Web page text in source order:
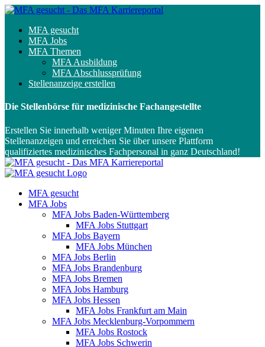
MFA gesucht
MFA Jobs
MFA Themen
MFA Ausbildung
MFA Abschlussprüfung
Stellenanzeige erstellen
Die Stellenbörse für medizinische Fachangestellte
Erstellen Sie innerhalb weniger Minuten Ihre eigenen
Stellenanzeigen und erreichen Sie über unsere Plattform
qualifiziertes medizinisches Fachpersonal in ganz Deutschland!
MFA gesucht
MFA Jobs
MFA Jobs Baden-Württemberg
MFA Jobs Stuttgart
MFA Jobs Bayern
MFA Jobs München
MFA Jobs Berlin
MFA Jobs Brandenburg
MFA Jobs Bremen
MFA Jobs Hamburg
MFA Jobs Hessen
MFA Jobs Frankfurt am Main
MFA Jobs Mecklenburg-Vorpommern
MFA Jobs Rostock
MFA Jobs Schwerin